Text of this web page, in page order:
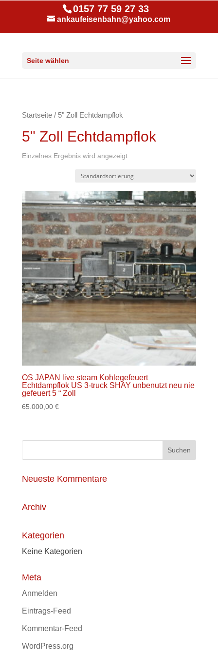
0157 77 59 27 33
ankaufeisenbahn@yahoo.com
Seite wählen
Startseite/ 5" Zoll Echtdampflok
5" Zoll Echtdampflok
Einzelnes Ergebnis wird angezeigt
OS JAPAN live steam Kohlegefeuert
Echtdampflok US 3-truck SHAY unbenutzt neu nie
gefeuert 5 “ Zoll
65.000,00 €
Neueste Kommentare
Archiv
Kategorien
Keine Kategorien
Meta
Anmelden
Eintrags-Feed
Kommentar-Feed
WordPress.org